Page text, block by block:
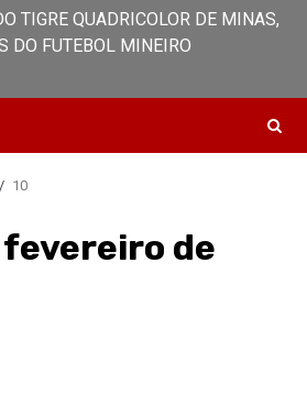
TIGRE QUADRICOLOR DE MINAS,
DO FUTEBOL MINEIRO
10
fevereiro de